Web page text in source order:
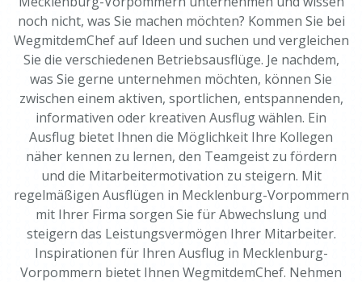
noch nicht, was Sie machen möchten? Kommen Sie bei
WegmitdemChef auf Ideen und suchen und vergleichen
Sie die verschiedenen Betriebsausflüge. Je nachdem,
was Sie gerne unternehmen möchten, können Sie
zwischen einem aktiven, sportlichen, entspannenden,
informativen oder kreativen Ausflug wählen. Ein
Ausflug bietet Ihnen die Möglichkeit Ihre Kollegen
näher kennen zu lernen, den Teamgeist zu fördern
und die Mitarbeitermotivation zu steigern. Mit
regelmäßigen Ausflügen in Mecklenburg-Vorpommern
mit Ihrer Firma sorgen Sie für Abwechslung und
steigern das Leistungsvermögen Ihrer Mitarbeiter.
Inspirationen für Ihren Ausflug in Mecklenburg-
Vorpommern bietet Ihnen WegmitdemChef. Nehmen